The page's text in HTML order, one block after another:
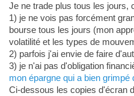
Je ne trade plus tous les jours,
1) je ne vois pas forcément
bourse tous les jours (mon
volatilité et les types de
2) parfois j'ai envie de faire
3) je n'ai pas d'obligation
mon épargne qui a bien
Ci-dessous les copies d'écran